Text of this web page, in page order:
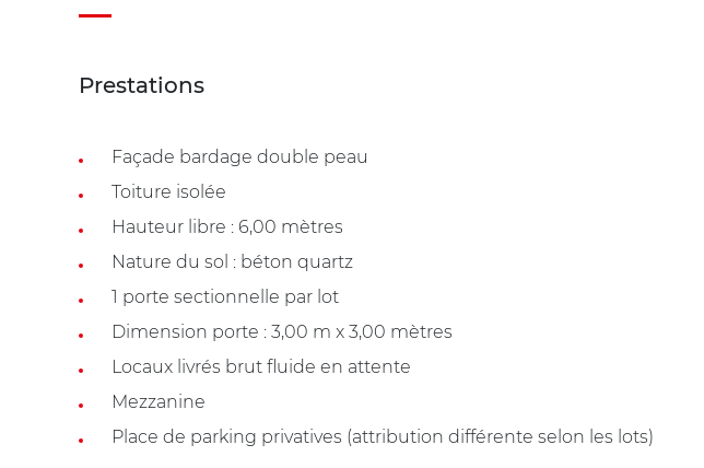
Prestations
Façade bardage double peau
Toiture isolée
Hauteur libre : 6,00 mètres
Nature du sol : béton quartz
1 porte sectionnelle par lot
Dimension porte : 3,00 m x 3,00 mètres
Locaux livrés brut fluide en attente
Mezzanine
Place de parking privatives (attribution différente selon les lots)